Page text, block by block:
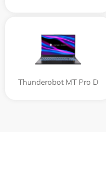
Thunderobot MT Pro D